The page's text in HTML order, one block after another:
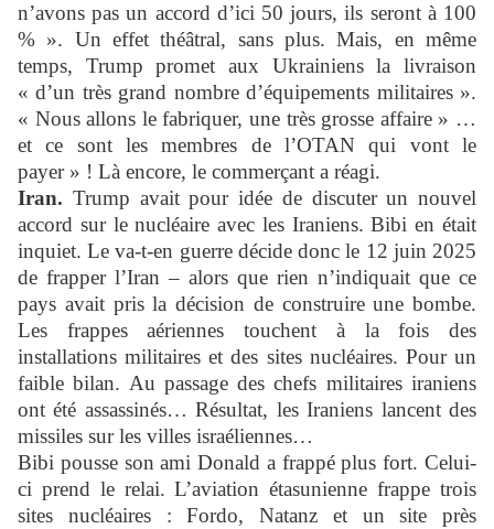
n’avons pas un accord d’ici 50 jours, ils seront à 100
% ». Un effet théâtral, sans plus. Mais, en même
temps, Trump promet aux Ukrainiens la livraison
« d’un très grand nombre d’équipements militaires ».
« Nous allons le fabriquer, une très grosse affaire » …
et ce sont les membres de l’OTAN qui vont le
payer » ! Là encore, le commerçant a réagi.
Iran. Trump avait pour idée de discuter un nouvel
accord sur le nucléaire avec les Iraniens. Bibi en était
inquiet. Le va-t-en guerre décide donc le 12 juin 2025
de frapper l’Iran – alors que rien n’indiquait que ce
pays avait pris la décision de construire une bombe.
Les frappes aériennes touchent à la fois des
installations militaires et des sites nucléaires. Pour un
faible bilan. Au passage des chefs militaires iraniens
ont été assassinés… Résultat, les Iraniens lancent des
missiles sur les villes israéliennes…
Bibi pousse son ami Donald a frappé plus fort. Celui-
ci prend le relai. L’aviation étasunienne frappe trois
sites nucléaires : Fordo, Natanz et un site près